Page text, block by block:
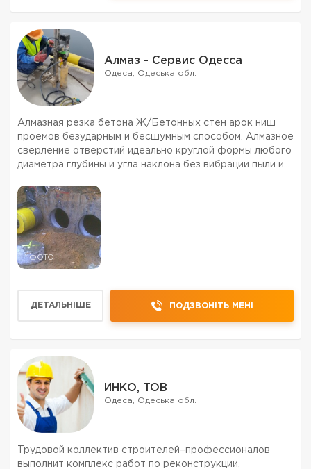
Алмаз - Сервис Одесса
Одеса, Одеська обл.
Алмазная резка бетона Ж/Бетонных стен арок ниш
проемов безударным и бесшумным способом. Алмазное
сверление отверстий идеально круглой формы любого
диаметра глубины и угла наклона без вибрации пыли и
и инженерные сети. Демонтаж и резка бетона желез...
1 ФОТО
ДЕТАЛЬНІШЕ ПОДЗВОНІТЬ МЕНІ
ИНКО, ТОВ
Одеса, Одеська обл.
Трудовой коллектив строителей–профессионалов
выполнит комплекс работ по реконструкции,